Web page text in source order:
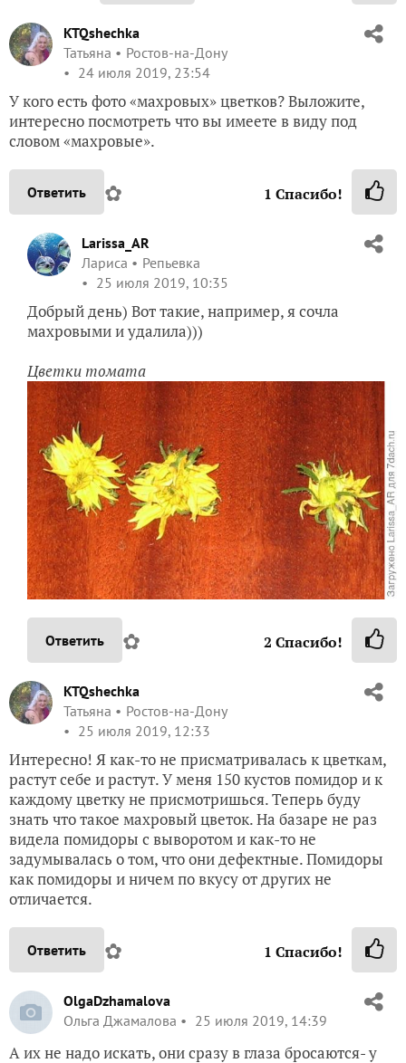
KTQshechka
Татьяна
Ростов-на-Дону
24 июля 2019, 23:54
У кого есть фото «махровых» цветков? Выложите,
интересно посмотреть что вы имеете в виду под
словом «махровые».
Ответить ✿ 1 Спасибо!
Larissa_AR
Лариса
Репьевка
25 июля 2019, 10:35
Добрый день) Вот такие, например, я сочла
махровыми и удалила)))
Цветки томата
Ответить ✿ 2 Спасибо!
KTQshechka
Татьяна
Ростов-на-Дону
25 июля 2019, 12:33
Интересно! Я как-то не присматривалась к цветкам,
растут себе и растут. У меня 150 кустов помидор и к
каждому цветку не присмотришься. Теперь буду
знать что такое махровый цветок. На базаре не раз
видела помидоры с выворотом и как-то не
задумывалась о том, что они дефектные. Помидоры
как помидоры и ничем по вкусу от других не
отличается.
Ответить ✿ 1 Спасибо!
OlgaDzhamalova
Ольга Джамалова
25 июля 2019, 14:39
А их не надо искать, они сразу в глаза бросаются- у